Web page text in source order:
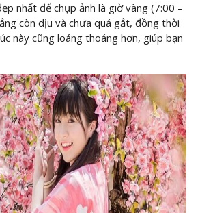
nhất để chụp ảnh là giờ vàng (7:00 –
còn dịu và chưa quá gắt, đồng thời
này cũng loáng thoáng hơn, giúp bạn